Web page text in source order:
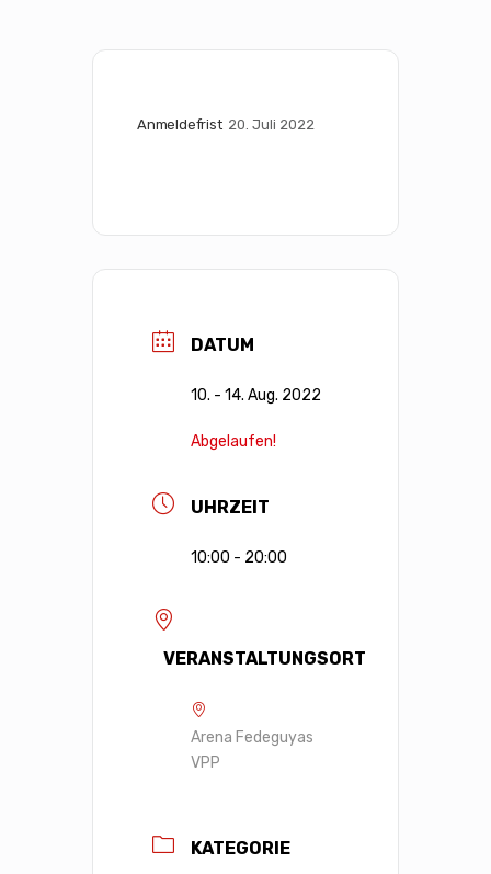
Anmeldefrist 20. Juli 2022
DATUM
10. - 14. Aug. 2022
Abgelaufen!
UHRZEIT
10:00 - 20:00
VERANSTALTUNGSORT
Arena Fedeguyas
VPP
KATEGORIE